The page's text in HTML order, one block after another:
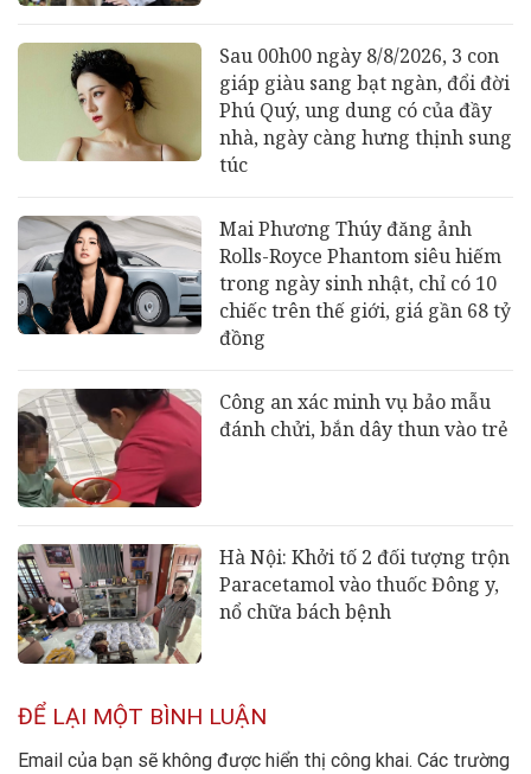
Sau 00h00 ngày 8/8/2026, 3 con
giáp giàu sang bạt ngàn, đổi đời
Phú Quý, ung dung có của đầy
nhà, ngày càng hưng thịnh sung
túc
Mai Phương Thúy đăng ảnh
Rolls-Royce Phantom siêu hiếm
trong ngày sinh nhật, chỉ có 10
chiếc trên thế giới, giá gần 68 tỷ
đồng
Công an xác minh vụ bảo mẫu
đánh chửi, bắn dây thun vào trẻ
Hà Nội: Khởi tố 2 đối tượng trộn
Paracetamol vào thuốc Đông y,
nổ chữa bách bệnh
ĐỂ LẠI MỘT BÌNH LUẬN
Email của bạn sẽ không được hiển thị công khai. Các trường